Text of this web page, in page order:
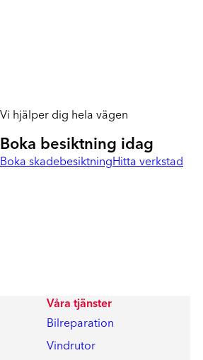
Vi hjälper dig hela vägen
Boka besiktning idag
Boka skadebesiktningHitta verkstad
Våra tjänster
Bilreparation
Vindrutor